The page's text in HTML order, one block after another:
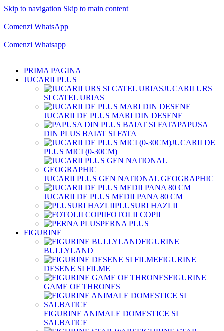
Skip to navigation Skip to main content
Comenzi WhatsApp
Comenzi Whatsapp
PRIMA PAGINA
JUCARII PLUS
JUCARII URS
SI CATEL URIAS
JUCARII DE PLUS MARI DIN DESENE
PAPUSA
DIN PLUS BAIAT SI FATA
JUCARII DE
PLUS MICI (0-30CM)
JUCARII PLUS GEN NATIONAL GEOGRAPHIC
JUCARII DE PLUS MEDII PANA 80 CM
PLUSURI HAZLII
FOTOLII COPII
PERNA PLUS
FIGURINE
FIGURINE
BULLYLAND
FIGURINE
DESENE SI FILME
FIGURINE
GAME OF THRONES
FIGURINE ANIMALE DOMESTICE SI
SALBATICE